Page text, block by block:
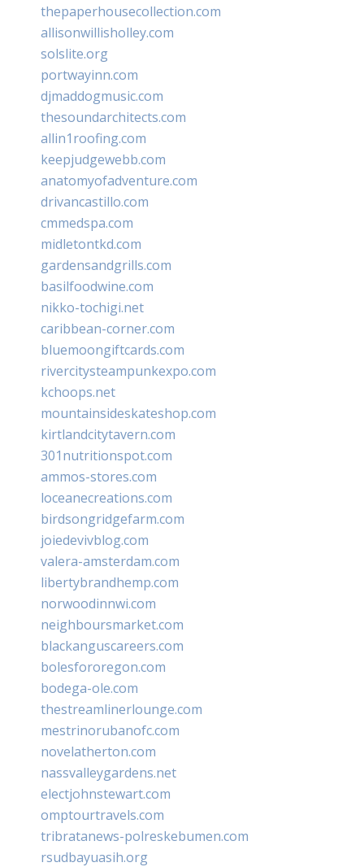
thepaperhousecollection.com
allisonwillisholley.com
solslite.org
portwayinn.com
djmaddogmusic.com
thesoundarchitects.com
allin1roofing.com
keepjudgewebb.com
anatomyofadventure.com
drivancastillo.com
cmmedspa.com
midletontkd.com
gardensandgrills.com
basilfoodwine.com
nikko-tochigi.net
caribbean-corner.com
bluemoongiftcards.com
rivercitysteampunkexpo.com
kchoops.net
mountainsideskateshop.com
kirtlandcitytavern.com
301nutritionspot.com
ammos-stores.com
loceanecreations.com
birdsongridgefarm.com
joiedevivblog.com
valera-amsterdam.com
libertybrandhemp.com
norwoodinnwi.com
neighboursmarket.com
blackanguscareers.com
bolesfororegon.com
bodega-ole.com
thestreamlinerlounge.com
mestrinorubanofc.com
novelatherton.com
nassvalleygardens.net
electjohnstewart.com
omptourtravels.com
tribratanews-polreskebumen.com
rsudbayuasih.org